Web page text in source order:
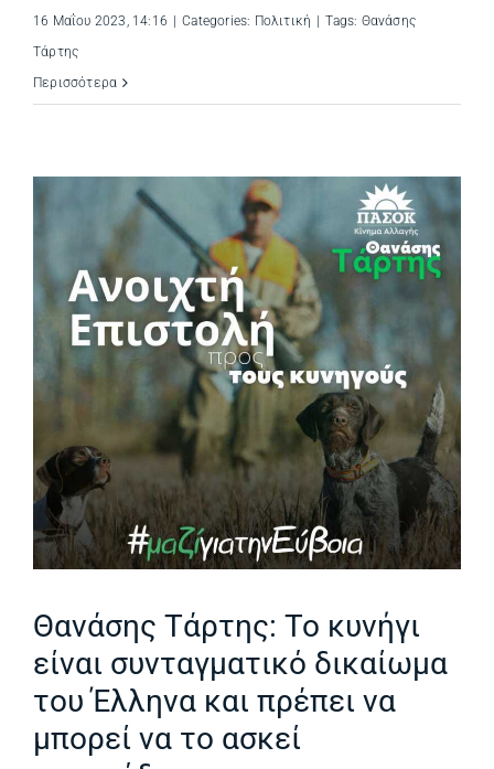
16 Μαΐου 2023, 14:16 Categories: Πολιτική Tags: Θανάσης
Τάρτης
Περισσότερα
Θανάσης Τάρτης: Το κυνήγι
είναι συνταγματικό δικαίωμα
του Έλληνα και πρέπει να
μπορεί να το ασκεί